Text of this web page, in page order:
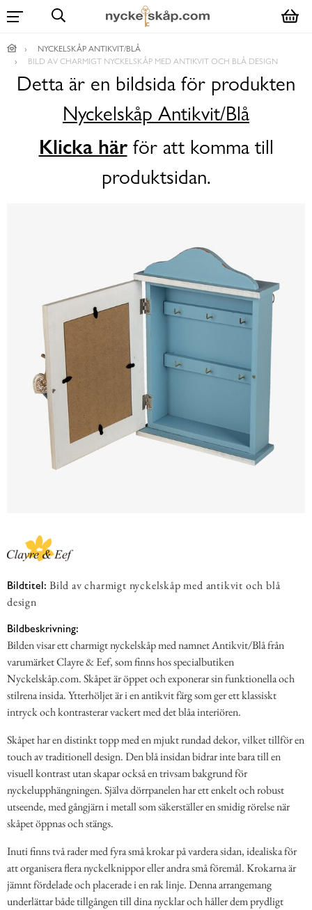
NYCKELSKÅP ANTIKVIT/BLÅ
BILD AV CHARMIGT NYCKELSKÅP MED ANTIKVIT OCH BLÅ DESIGN
Detta är en bildsida för produkten
Nyckelskåp Antikvit/Blå
Klicka härför att komma till
produktsidan.
Bildtitel: Bild av charmigt nyckelskåp med antikvit och blå
design
Bildbeskrivning:
Bilden visar ett charmigt nyckelskåp med namnet Antikvit/Blå från
varumärket Clayre & Eef, som finns hos specialbutiken
Nyckelskåp.com. Skåpet är öppet och exponerar sin funktionella och
stilrena insida. Ytterhöljet är i en antikvit färg som ger ett klassiskt
intryck och kontrasterar vackert med det blåa interiören.
Skåpet har en distinkt topp med en mjukt rundad dekor, vilket tillför en
touch av traditionell design. Den blå insidan bidrar inte bara till en
visuell kontrast utan skapar också en trivsam bakgrund för
nyckelupphängningen. Själva dörrpanelen har ett enkelt och robust
utseende, med gångjärn i metall som säkerställer en smidig rörelse när
skåpet öppnas och stängs.
Inuti finns två rader med fyra små krokar på vardera sidan, idealiska för
att organisera flera nyckelknippor eller andra små föremål. Krokarna är
jämnt fördelade och placerade i en rak linje. Denna arrangemang
underlättar både tillgången till dina nycklar och håller dem prydligt